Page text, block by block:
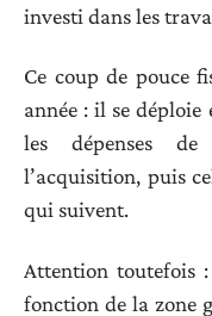
investi dans les
Ce coup de pouce
année : il se
les dépenses
l’acquisition, puis
qui suivent.
Attention toutefois
fonction de la zone